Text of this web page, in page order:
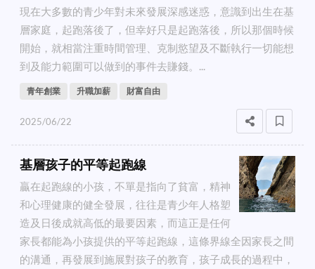
現在大多數的青少年對未來發展深感迷惑，意識到出生在基
層家庭，起跑落後了，但幸好只是起跑落後，所以那個時候
開始，就相當注重時間管理、克制慾望及不斷執行一切能想
到及能力範圍可以做到的事件去賺錢。...
青年創業 升職加薪 財富自由
2025/06/22
基層孩子的平等起跑線
贏在起跑線的小孩，不單是指向了貧富，精神
和心理健康的健全發展，往往是青少年人格塑
造及日後成就高低的最要因素，而這正是任何
家長都能為小孩提供的平等起跑線，這條界線全因家長之間
的溝通，再發展到施展對孩子的教育，孩子成長的過程中，